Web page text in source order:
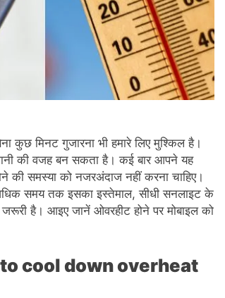
कुछ मिनट गुजारना भी हमारे लिए मुश्किल है।
की वजह बन सकता है। कई बार आपने यह
की समस्या को नजरअंदाज नहीं करना चाहिए।
समय तक इसका इस्तेमाल, सीधी सनलाइट के
है। आइए जानें ओवरहीट होने पर मोबाइल को
to cool down overheat